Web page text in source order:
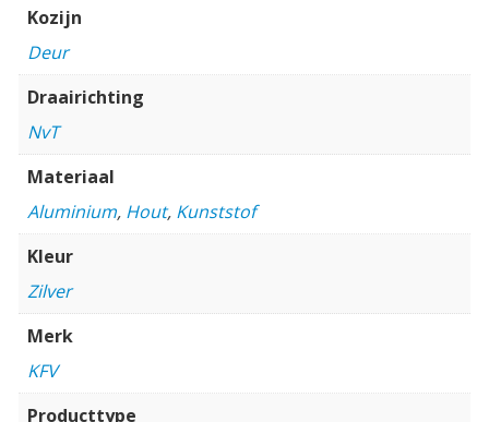
Kozijn
Deur
Draairichting
NvT
Materiaal
Aluminium, Hout, Kunststof
Kleur
Zilver
Merk
KFV
Producttype